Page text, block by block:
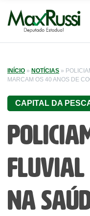
INÍCIO » NOTÍCIAS »
MARCAM OS 40 ANOS DE
CAPITAL DA
fluvial
na